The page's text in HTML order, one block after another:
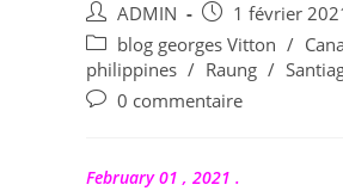
Auteur/autrice
de
la
publication :
ADMIN
Publication
publiée :
1 février
Post
category:
blog georges Vitton /
philippines / Raung /
Commentaires
publication :
0 commentaire
February 01 , 2021 .